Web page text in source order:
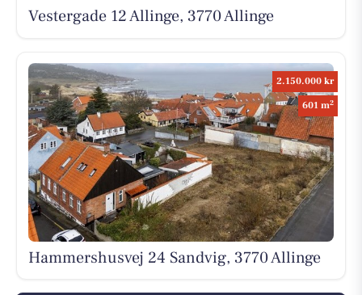
Vestergade 12 Allinge, 3770 Allinge
2.150.000 kr
601 m2
Hammershusvej 24 Sandvig, 3770 Allinge